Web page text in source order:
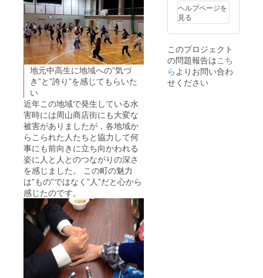
地元中高生に地域への”気づ
き”と”誇り”を感じてもらいた
い
近年この地域で発生している水
害時には周山商店街にも大変な
被害がありましたが，各地域か
らこられた人たちと協力して何
事にも前向きに立ち向かわれる
姿に人と人とのつながりの深さ
を感じました。 この町の魅力
は”もの”ではなく”人”だと心から
感じたのです。
ヘルプページを
見る
このプロジェクト
の問題報告はこち
らよりお問い合わ
せください